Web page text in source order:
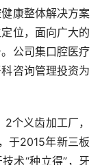
康整体解决方案
位，面向广大的
公司集口腔医疗
咨询管理投资为
个义齿加工厂，
于2015年新三板
术“种立得”，牙